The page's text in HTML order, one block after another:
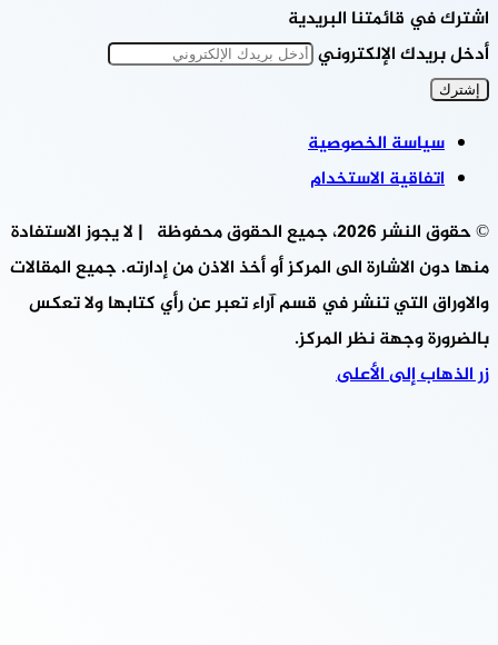
اشترك في قائمتنا البريدية
أدخل بريدك الإلكتروني
سياسة الخصوصية
اتفاقية الاستخدام
© حقوق النشر 2026، جميع الحقوق محفوظة | لا يجوز الاستفادة
منها دون الاشارة الى المركز أو أخذ الاذن من إدارته. جميع المقالات
والاوراق التي تنشر في قسم آراء تعبر عن رأي كتابها ولا تعكس
بالضرورة وجهة نظر المركز.
زر الذهاب إلى الأعلى